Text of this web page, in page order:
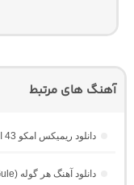
آهنگ های مرتبط
دانلود ریمیکس امکو 43 از دیجی ام کو (پادکست طولانی عاشقانه)
دانلود آهنگ هر گوله (Here Gule) از Asell “کرمانجی با صدای زن”